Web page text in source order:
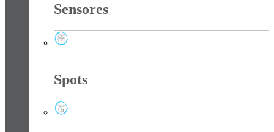
Sensores
Spots